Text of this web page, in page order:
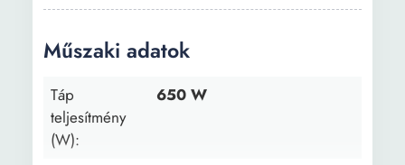
Műszaki adatok
Táp
teljesítmény
(W):
650 W